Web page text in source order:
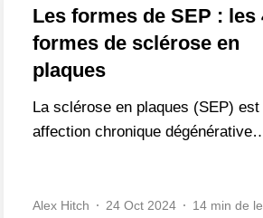
Les formes de SEP : les
formes de sclérose en
plaques
La sclérose en plaques (SEP) est
affection chronique
Alex Hitch 24 Oct 2024 14 min de